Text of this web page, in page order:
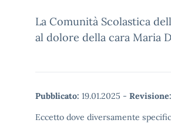
La Comunità Scolastica
al dolore della cara Maria
Pubblicato: 19.01.2025 - Revisione:
Eccetto dove diversamente